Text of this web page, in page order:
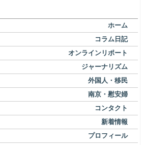
ホーム
コラム日記
オンラインリポート
ジャーナリズム
外国人・移民
南京・慰安婦
コンタクト
新着情報
プロフィール